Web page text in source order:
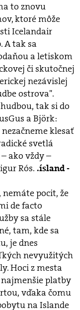
to znovu
ktoré môže
Icelandair
A tak sa
a letiskom
či skutočnej
nezávislej
ostrova".
tak si do
a Björk:
klesať
svetlá
ako vždy –
Rós. .ísland -
nemáte pocit, že
de facto
sa stále
tam, kde sa
je dnes
nevyužitých
Hoci z mesta
platby
vďaka čomu
na Islande